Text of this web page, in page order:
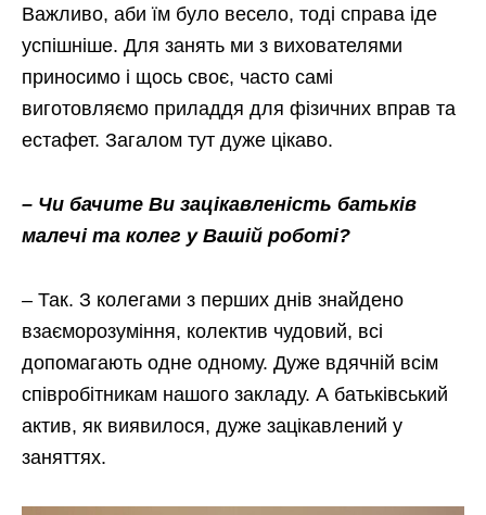
Важливо, аби їм було весело, тоді справа іде
успішніше. Для занять ми з вихователями
приносимо і щось своє, часто самі
виготовляємо приладдя для фізичних вправ та
естафет. Загалом тут дуже цікаво.
– Чи бачите Ви зацікавленість батьків
малечі та колег у Вашій роботі?
– Так. З колегами з перших днів знайдено
взаєморозуміння, колектив чудовий, всі
допомагають одне одному. Дуже вдячній всім
співробітникам нашого закладу. А батьківський
актив, як виявилося, дуже зацікавлений у
заняттях.